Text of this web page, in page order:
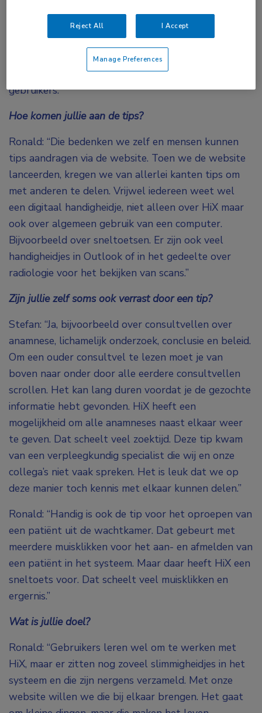
techniek. We kwamen op het idee om tips daarover
te gaan delen. Aanvankelijk in een wekelijkse
nieuwsbrief voor de vakgroep, maar later hebben
we de tips verzameld en online gezet voor alle HiX-
gebruikers.”
Hoe komen jullie aan de tips?
Ronald: “Die bedenken we zelf en mensen kunnen
tips aandragen via de website. Toen we de website
lanceerden, kregen we van allerlei kanten tips om
met anderen te delen. Vrijwel iedereen weet wel
een digitaal handigheidje, niet alleen over HiX maar
ook over algemeen gebruik van een computer.
Bijvoorbeeld over sneltoetsen. Er zijn ook veel
handigheidjes in Outlook of in het gedeelte over
radiologie voor het bekijken van scans.”
Zijn jullie zelf soms ook verrast door een tip?
Stefan: “Ja, bijvoorbeeld over consultvellen over
anamnese, lichamelijk onderzoek, conclusie en beleid.
Om een ouder consultvel te lezen moet je van
boven naar onder door alle eerdere consultvellen
scrollen. Het kan lang duren voordat je de gezochte
informatie hebt gevonden. HiX heeft een
mogelijkheid om alle anamneses naast elkaar weer
te geven. Dat scheelt veel zoektijd. Deze tip kwam
van een verpleegkundig specialist die wij en onze
collega’s niet vaak spreken. Het is leuk dat we op
deze manier toch kennis met elkaar kunnen delen.”
Ronald: “Handig is ook de tip voor het oproepen van
een patiënt uit de wachtkamer. Dat gebeurt met
meerdere muisklikken voor het aan- en afmelden van
een patiënt in het systeem. Maar daar heeft HiX een
sneltoets voor. Dat scheelt veel muisklikken en
ergernis.”
Wat is jullie doel?
Ronald: “Gebruikers leren wel om te werken met
HiX, maar er zitten nog zoveel slimmigheidjes in het
systeem en die zijn nergens verzameld. Met onze
website willen we die bij elkaar brengen. Het gaat
Reject All I Accept
Manage Preferences